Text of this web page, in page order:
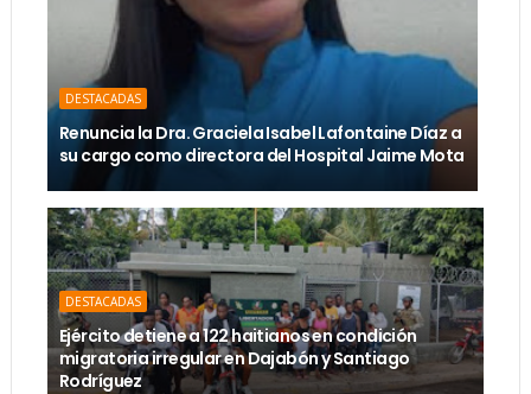
DESTACADAS
Renuncia la Dra. Graciela Isabel Lafontaine Díaz a
su cargo como directora del Hospital Jaime Mota
DESTACADAS
Ejército detiene a 122 haitianos en condición
migratoria irregular en Dajabón y Santiago
Rodríguez